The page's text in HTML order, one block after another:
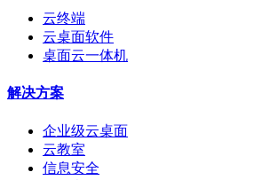
云终端
云桌面软件
桌面云一体机
解决方案
企业级云桌面
云教室
信息安全